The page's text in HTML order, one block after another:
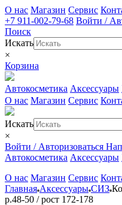
О нас Магазин Сервис
+7 911-002-79-68 Войти /
Поиск
Искать
×
Корзина
Автокосметика Аксессуары
О нас Магазин Сервис
Искать
×
Войти / Авторизоваться
Автокосметика Аксессуары
О нас Магазин Сервис
Главная Аксессуары СИЗ
р.48-50 / рост 172-178